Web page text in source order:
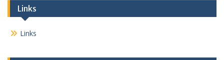
Links
Links